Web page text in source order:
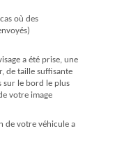
où des
a été prise, une
de taille suffisante
sur le bord le plus
votre image
de votre véhicule a